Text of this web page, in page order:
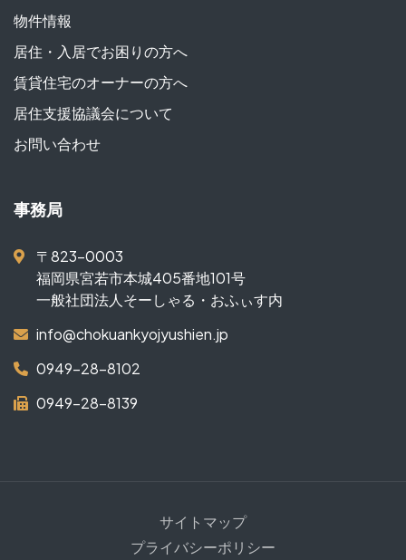
物件情報
居住・入居でお困りの方へ
賃貸住宅のオーナーの方へ
居住支援協議会について
お問い合わせ
事務局
〒823-0003
福岡県宮若市本城405番地101号
一般社団法人そーしゃる・おふぃす内
info@chokuankyojyushien.jp
0949-28-8102
0949-28-8139
サイトマップ
プライバシーポリシー